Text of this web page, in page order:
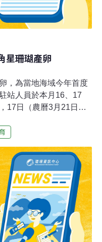
星珊瑚產卵
，為當地海域今年首度
站人員於本月16、17
17日（農曆3月21日）
域第一次紀錄到珊瑚礁
永春下海測得。海洋國
沙珊瑚產卵比台灣本島
日到21日開始（墾丁為
度大事，調查人員從3
產卵狀況。